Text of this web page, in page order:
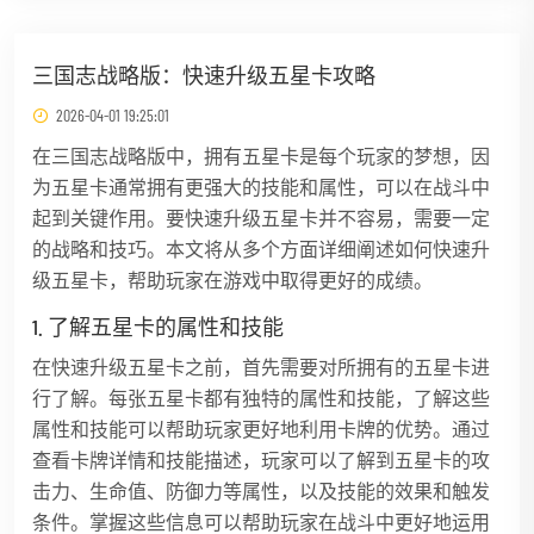
三国志战略版：快速升级五星卡攻略
2026-04-01 19:25:01
在三国志战略版中，拥有五星卡是每个玩家的梦想，因
为五星卡通常拥有更强大的技能和属性，可以在战斗中
起到关键作用。要快速升级五星卡并不容易，需要一定
的战略和技巧。本文将从多个方面详细阐述如何快速升
级五星卡，帮助玩家在游戏中取得更好的成绩。
1. 了解五星卡的属性和技能
在快速升级五星卡之前，首先需要对所拥有的五星卡进
行了解。每张五星卡都有独特的属性和技能，了解这些
属性和技能可以帮助玩家更好地利用卡牌的优势。通过
查看卡牌详情和技能描述，玩家可以了解到五星卡的攻
击力、生命值、防御力等属性，以及技能的效果和触发
条件。掌握这些信息可以帮助玩家在战斗中更好地运用